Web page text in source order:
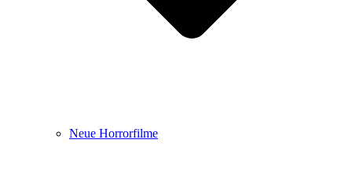
Neue Horrorfilme